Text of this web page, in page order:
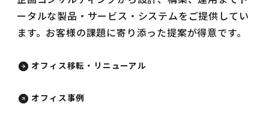
ータルな製品・サービス・システムをご提供してい
ます。お客様の課題に寄り添った提案が得意です。
オフィス移転・リニューアル
オフィス事例